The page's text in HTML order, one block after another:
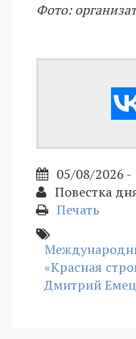
Фото:
05/08/2026 -
Повестка
Печать
«Красная
Дмитрий Емец